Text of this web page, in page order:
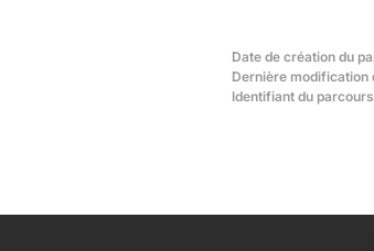
Date de création du
Dernière
Identifiant du